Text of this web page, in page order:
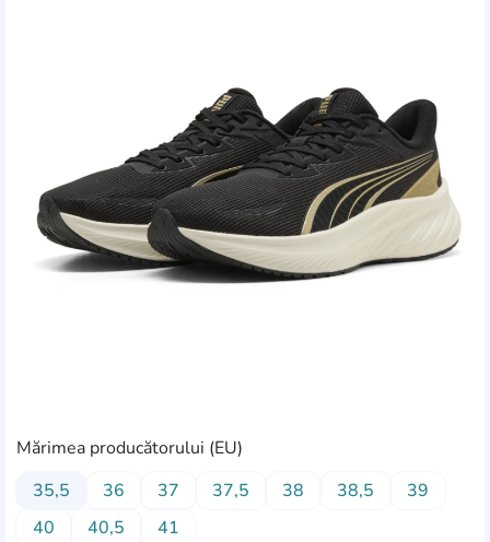
Mărimea producătorului (EU)
35,5
36 37 37,5 38 38,5
39
40
40,5 41